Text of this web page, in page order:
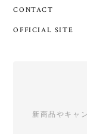
CONTACT
OFFICIAL SITE
新商品やキャ